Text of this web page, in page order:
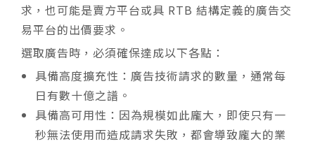
求，也可能是賣方平台或具 RTB 結構定義的廣告交
易平台的出價要求。
選取廣告時，必須確保達成以下各點：
具備高度擴充性：廣告技術請求的數量，通常每
日有數十億之譜。
具備高可用性：因為規模如此龐大，即使只有一
秒無法使用而造成請求失敗，都會導致龐大的業